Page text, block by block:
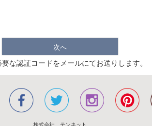
次へ
な認証コードをメールにてお送りします。